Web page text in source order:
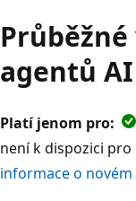
agentů AI
Platí jenom pro:
není k dispozici
informace o